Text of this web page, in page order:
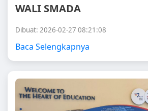
WALI SMADA
Dibuat: 2026-02-27 08:21:08
Baca Selengkapnya